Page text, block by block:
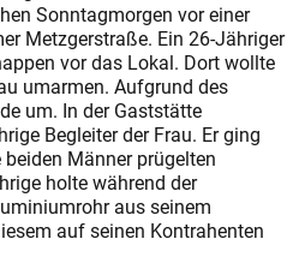
Sonntagmorgen vor einer
Metzgerstraße. Ein 26-Jähriger
vor das Lokal. Dort wollte
umarmen. Aufgrund des
um. In der Gaststätte
Begleiter der Frau. Er ging
Männer prügelten
holte während der
aus seinem
auf seinen Kontrahenten